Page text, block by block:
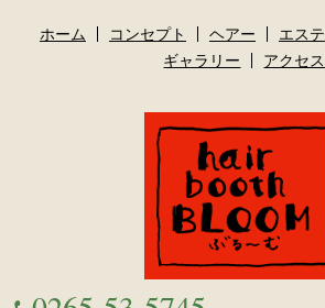
ホーム コンセプト ヘアー エステ
ギャラリー
アクセス